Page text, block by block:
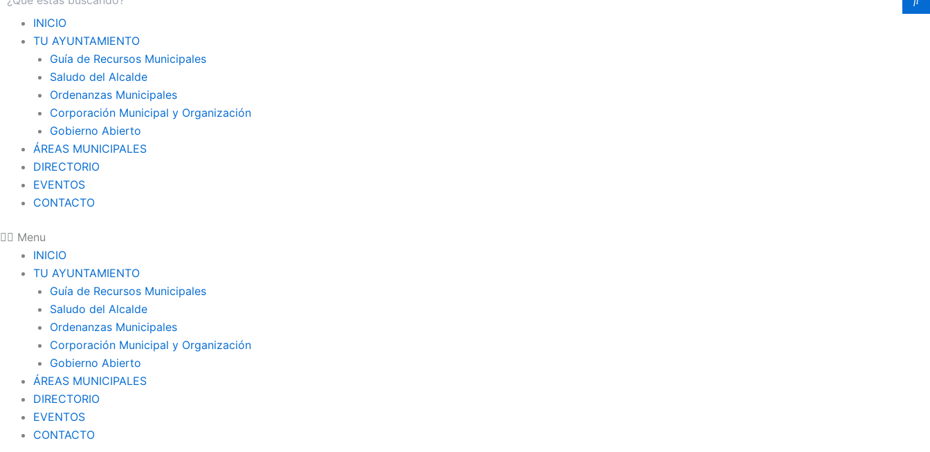
INICIO
TU AYUNTAMIENTO
Guía de Recursos Municipales
Saludo del Alcalde
Ordenanzas Municipales
Corporación Municipal y Organización
Gobierno Abierto
ÁREAS MUNICIPALES
DIRECTORIO
EVENTOS
CONTACTO
Menu
INICIO
TU AYUNTAMIENTO
Guía de Recursos Municipales
Saludo del Alcalde
Ordenanzas Municipales
Corporación Municipal y Organización
Gobierno Abierto
ÁREAS MUNICIPALES
DIRECTORIO
EVENTOS
CONTACTO